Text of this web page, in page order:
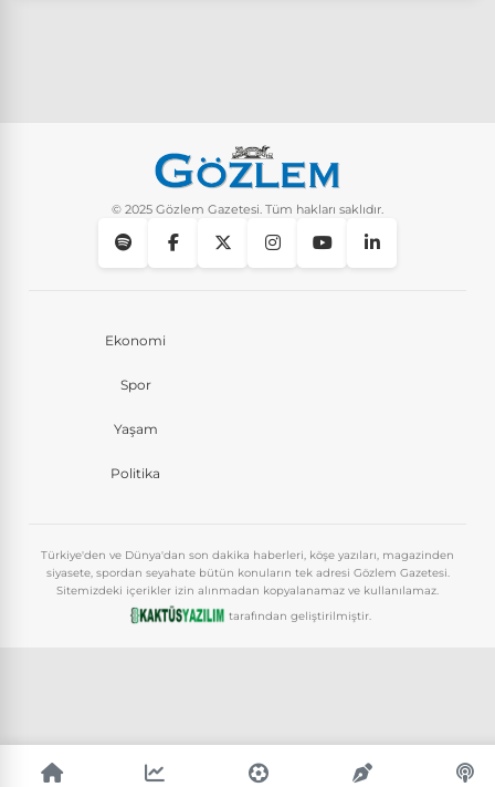
© 2025 Gözlem Gazetesi. Tüm hakları saklıdır.
Ekonomi
Spor
Yaşam
Politika
Türkiye'den ve Dünya'dan son dakika haberleri, köşe yazıları, magazinden
siyasete, spordan seyahate bütün konuların tek adresi Gözlem Gazetesi.
Sitemizdeki içerikler izin alınmadan kopyalanamaz ve kullanılamaz.
tarafından geliştirilmiştir.